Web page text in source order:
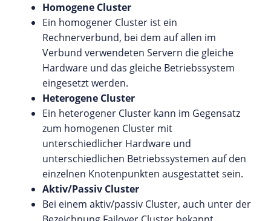
Homogene Cluster
Ein homogener Cluster ist ein
Rechnerverbund, bei dem auf allen im
Verbund verwendeten Servern die gleiche
Hardware und das gleiche Betriebssystem
eingesetzt werden.
Heterogene Cluster
Ein heterogener Cluster kann im Gegensatz
zum homogenen Cluster mit
unterschiedlicher Hardware und
unterschiedlichen Betriebssystemen auf den
einzelnen Knotenpunkten ausgestattet sein.
Aktiv/Passiv Cluster
Bei einem aktiv/passiv Cluster, auch unter der